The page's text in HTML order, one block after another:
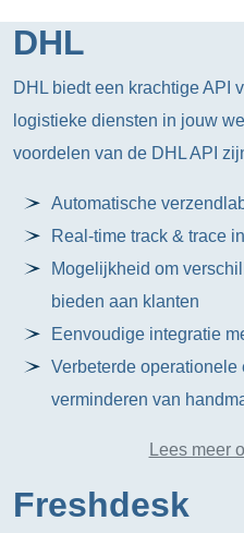
DHL
DHL biedt een krachtige API
logistieke diensten in jouw
voordelen van de DHL API
Automatische
Real-time track & trace
Mogelijkheid om
bieden aan klanten
Eenvoudige integratie
Verbeterde operationele
verminderen van
Lees meer
Freshdesk